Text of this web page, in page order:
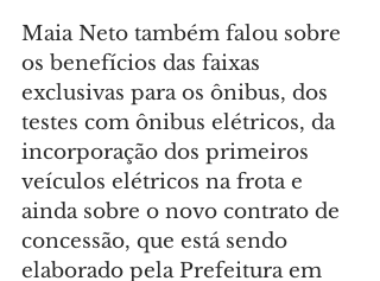
Maia Neto também falou sobre
os benefícios das faixas
exclusivas para os ônibus, dos
testes com ônibus elétricos, da
incorporação dos primeiros
veículos elétricos na frota e
ainda sobre o novo contrato de
concessão, que está sendo
elaborado pela Prefeitura em